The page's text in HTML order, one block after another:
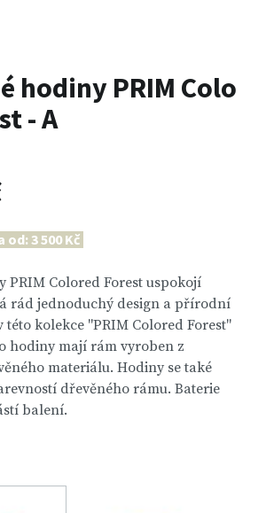
hodiny PRIM Colo
- A
3 500 Kč
PRIM Colored Forest uspokojí
rád jednoduchý design a přírodní
této kolekce "PRIM Colored Forest"
hodiny mají rám vyroben z
materiálu. Hodiny se také
dřevěného rámu. Baterie
balení.